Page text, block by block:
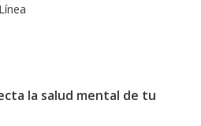
la salud mental de tu